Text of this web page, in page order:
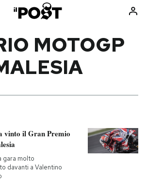
Libri
Ok Boomer!
Europa
MOTOGP
vinto il Gran Premio
gara molto
davanti a Valentino